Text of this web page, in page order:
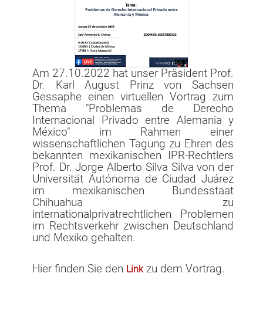
Mexikanische Richterin erklärt gesetzliche Obergrenze für
Gewinnbeteiligung für verfassungswidrig
Erfahrungsbericht: Als Anwalt in Mexiko
Vorstandssitzung am 16.02.2023
Artikel in der Deutschen Welle zur mexikanischen
Energiepolitik
Mexiko: geplante Reform für Homeoffice-Arbeitsplätze
Vortrag Internationales Privatrecht von Prof. Dr. von
Sachsen Gessaphe
Tagungsbericht zur Jahrestagung 2021
Jahrestagung 2021 in Berlin
Jahrestagung 2020 rein virtuell
Aufsatz zum Thema Außenhandelsrecht
Am 27.10.2022 hat unser Präsident Prof.
Dr. Karl August Prinz von Sachsen
Gessaphe einen virtuellen Vortrag zum
Thema "Problemas de Derecho
Internacional Privado entre Alemania y
México" im Rahmen einer
wissenschaftlichen Tagung zu Ehren des
bekannten mexikanischen IPR-Rechtlers
Prof. Dr. Jorge Alberto Silva Silva von der
Universität Autónoma de Ciudad Juárez
im mexikanischen Bundesstaat
Chihuahua zu
internationalprivatrechtlichen Problemen
im Rechtsverkehr zwischen Deutschland
und Mexiko gehalten.
Hier finden Sie den Linkzu dem Vortrag.